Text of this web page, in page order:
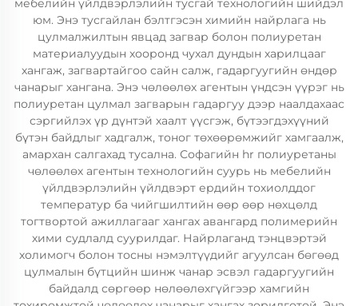
мебелийн үйлдвэрлэлийн тусгай технологийн шийдэл
юм. Энэ тусгайлан бэлтгэсэн химийн найрлага нь
цулмалжилтын явцад загвар болон полиуретан
материалуудын хооронд чухал дундын харилцааг
хангаж, загвартайгоо сайн салж, гадаргуугийн өндөр
чанарыг хангана. Энэ чөлөөлөх агентын үндсэн үүрэг нь
полиуретан цулмал загварын гадаргуу дээр наалдахаас
сэргийлэх үр дүнтэй хаалт үүсгэж, бүтээгдэхүүний
бүтэн байдлыг хадгалж, тоног төхөөрөмжийг хамгаалж,
амархан салгахад тусална. Софагийн hr полиуретаны
чөлөөлөх агентын технологийн суурь нь мебелийн
үйлдвэрлэлийн үйлдвэрт ердийн тохиолддог
температур ба чийгшилтийн өөр өөр нөхцөлд
тогтвортой ажиллагааг хангах авангард полимерийн
хими судлалд суурилдаг. Найрлаганд тэнцвэртэй
холимогч болон тосны нэмэлтүүдийг агуулсан бөгөөд
цулмалын бүтцийн шинж чанар эсвэл гадаргуугийн
байдалд сөргөөр нөлөөлөхгүйгээр хамгийн